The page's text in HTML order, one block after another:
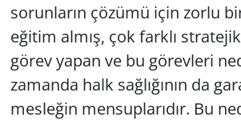
sorunların çözümü için zorlu
eğitim almış, çok farklı
görev yapan ve bu görevleri
zamanda halk sağlığının da
mesleğin mensuplarıdır. Bu